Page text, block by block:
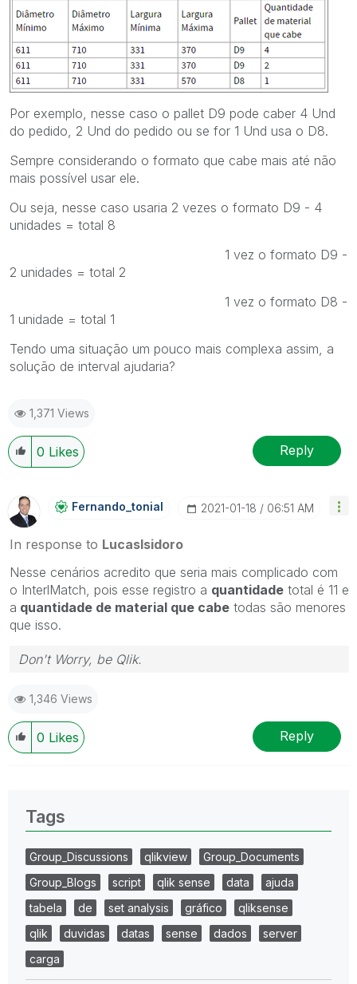
Por exemplo, nesse caso o pallet D9 pode caber 4 Und
do pedido, 2 Und do pedido ou se for 1 Und usa o D8.
Sempre considerando o formato que cabe mais até não
mais possível usar ele.
Ou seja, nesse caso usaria 2 vezes o formato D9 - 4
unidades = total 8
1 vez o formato D9 -
2 unidades = total 2
1 vez o formato D8 -
1 unidade = total 1
Tendo uma situação um pouco mais complexa assim, a
solução de interval ajudaria?
1,371 Views
0 Likes Reply
Fernando_tonial ‎2021-01-18 06:51 AM
In response to LucasIsidoro
Nesse cenários acredito que seria mais complicado com
o InterlMatch, pois esse registro a quantidade total é 11 e
a quantidade de material que cabe todas são menores
que isso.
Don't Worry, be Qlik.
1,346 Views
0 Likes Reply
Tags
Group_Discussions qlikview
Group_Documents
Group_Blogs
script qlik sense data
ajuda
tabela
de set analysis gráfico
qliksense
qlik
duvidas datas sense dados
server
carga